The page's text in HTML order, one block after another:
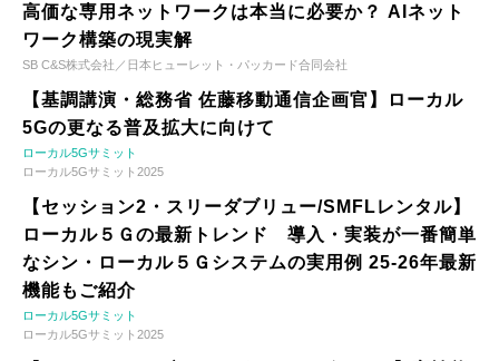
高価な専用ネットワークは本当に必要か？ AIネット
ワーク構築の現実解
SB C&S株式会社／日本ヒューレット・パッカード合同会社
【基調講演・総務省 佐藤移動通信企画官】ローカル
5Gの更なる普及拡大に向けて
ローカル5Gサミット
ローカル5Gサミット2025
【セッション2・スリーダブリュー/SMFLレンタル】
ローカル５Ｇの最新トレンド 導入・実装が一番簡単
なシン・ローカル５Ｇシステムの実用例 25-26年最新
機能もご紹介
ローカル5Gサミット
ローカル5Gサミット2025